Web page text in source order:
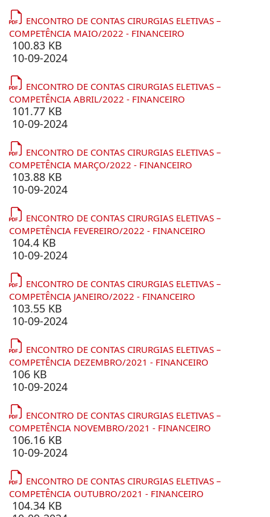
ENCONTRO DE CONTAS CIRURGIAS ELETIVAS –
COMPETÊNCIA MAIO/2022 - FINANCEIRO
100.83 KB
10-09-2024
ENCONTRO DE CONTAS CIRURGIAS ELETIVAS –
COMPETÊNCIA ABRIL/2022 - FINANCEIRO
101.77 KB
10-09-2024
ENCONTRO DE CONTAS CIRURGIAS ELETIVAS –
COMPETÊNCIA MARÇO/2022 - FINANCEIRO
103.88 KB
10-09-2024
ENCONTRO DE CONTAS CIRURGIAS ELETIVAS –
COMPETÊNCIA FEVEREIRO/2022 - FINANCEIRO
104.4 KB
10-09-2024
ENCONTRO DE CONTAS CIRURGIAS ELETIVAS –
COMPETÊNCIA JANEIRO/2022 - FINANCEIRO
103.55 KB
10-09-2024
ENCONTRO DE CONTAS CIRURGIAS ELETIVAS –
COMPETÊNCIA DEZEMBRO/2021 - FINANCEIRO
106 KB
10-09-2024
ENCONTRO DE CONTAS CIRURGIAS ELETIVAS –
COMPETÊNCIA NOVEMBRO/2021 - FINANCEIRO
106.16 KB
10-09-2024
ENCONTRO DE CONTAS CIRURGIAS ELETIVAS –
COMPETÊNCIA OUTUBRO/2021 - FINANCEIRO
104.34 KB